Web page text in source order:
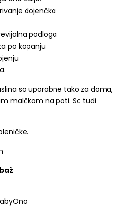
dojenčka
podloga
po kopanju
so uporabne tako za doma,
malčkom na poti. So tudi